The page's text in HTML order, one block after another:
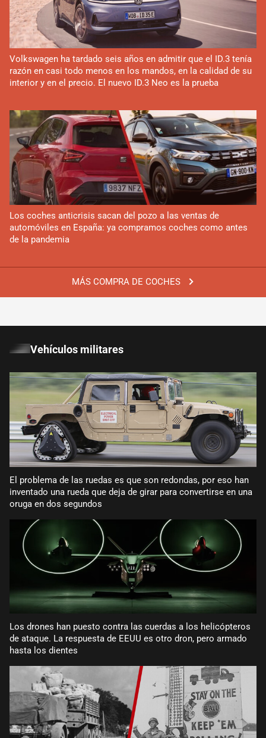
MÁS COMPRA DE COCHES
Volkswagen ha tardado seis años en admitir que el ID.3 tenía
razón en casi todo menos en los mandos, en la calidad de su
interior y en el precio. El nuevo ID.3 Neo es la prueba
Los coches anticrisis sacan del pozo a las ventas de
automóviles en España: ya compramos coches como antes
de la pandemia
Vehículos militares
El problema de las ruedas es que son redondas, por eso han
inventado una rueda que deja de girar para convertirse en una
oruga en dos segundos
Los drones han puesto contra las cuerdas a los helicópteros
de ataque. La respuesta de EEUU es otro dron, pero armado
hasta los dientes